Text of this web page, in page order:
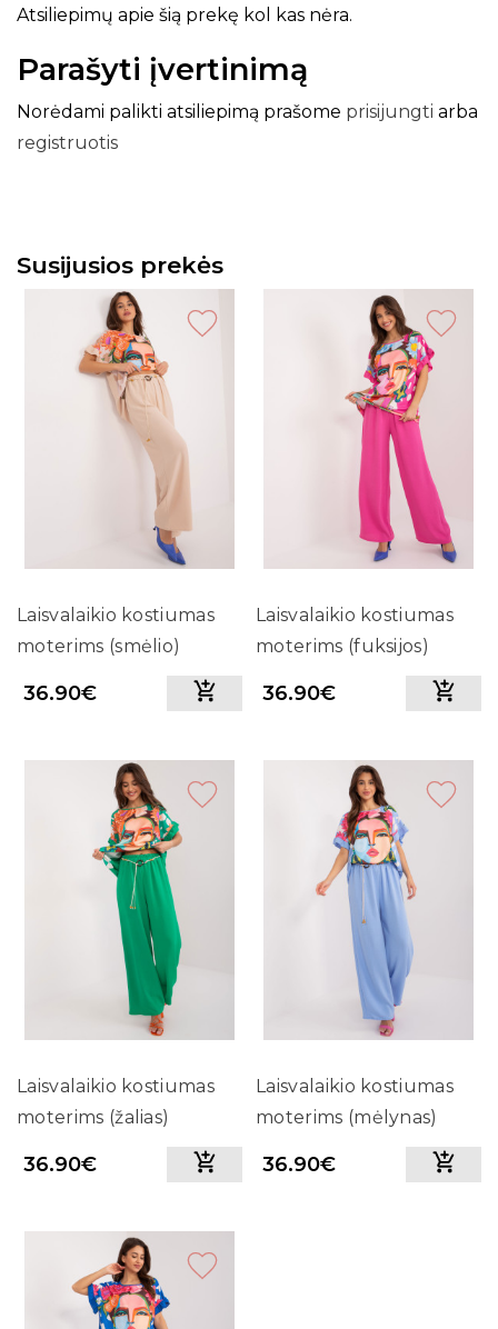
Atsiliepimų apie šią prekę kol kas nėra.
Parašyti įvertinimą
Norėdami palikti atsiliepimą prašome prisijungti arba
registruotis
Susijusios prekės
Laisvalaikio kostiumas
moterims (smėlio)
36.90€
Laisvalaikio kostiumas
moterims (fuksijos)
36.90€
Laisvalaikio kostiumas
moterims (žalias)
36.90€
Laisvalaikio kostiumas
moterims (mėlynas)
36.90€